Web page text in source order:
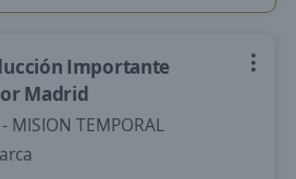
Importante
Madrid
MISION TEMPORAL